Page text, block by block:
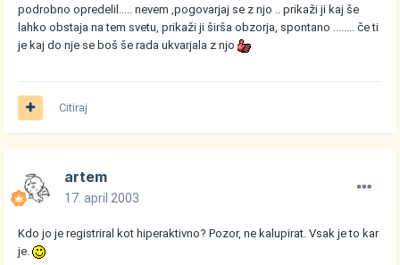
podrobno opredelil..... nevem ,pogovarjaj se z njo .. prikaži ji kaj še
lahko obstaja na tem svetu, prikaži ji širša obzorja, spontano ........ če ti
je kaj do nje se boš še rada ukvarjala z njo
Citiraj
artem
17. april 2003
Kdo jo je registriral kot hiperaktivno? Pozor, ne kalupirat. Vsak je to kar
je.